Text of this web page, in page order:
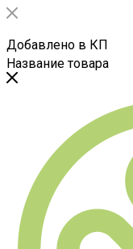
Добавлено в КП
Название товара